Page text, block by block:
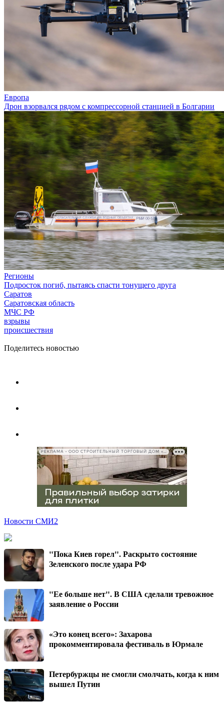
Европа
Дрон взорвался рядом с компрессорной станцией в Болгарии
Регионы
Подросток погиб, пытаясь спасти тонущего друга
Саратов
Саратовская область
МЧС РФ
взрывы
происшествия
Поделитесь новостью
РЕКЛАМА • ООО СТРОИТЕЛЬНЫЙ ТОРГОВЫЙ ДОМ «ПЕТРОВИЧ», ИНН 7802348846
Новости СМИ2
"Пока Киев горел". Раскрыто состояние
Зеленского после удара РФ
"Ее больше нет". В США сделали тревожное
заявление о России
«Это конец всего»: Захарова
прокомментировала фестиваль в Юрмале
Петербуржцы не смогли смолчать, когда к ним
вышел Путин